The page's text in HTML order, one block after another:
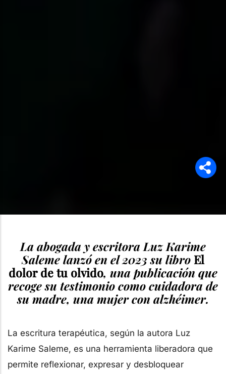
La abogada y escritora Luz Karime
Saleme lanzó en el 2023 su libroEl
dolor de tu olvido, una publicación que
recoge su testimonio como cuidadora de
su madre, una mujer con alzhéimer.
La escritura terapéutica, según la autora Luz
Karime Saleme, es una herramienta liberadora que
permite reflexionar, expresar y desbloquear